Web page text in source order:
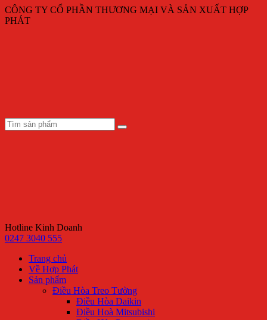
CÔNG TY CỔ PHẦN THƯƠNG MẠI VÀ SẢN XUẤT HỢP
PHÁT
Hotline Kinh Doanh
0247 3040 555
Trang chủ
Về Hợp Phát
Sản phẩm
Điều Hòa Treo Tường
Điều Hòa Daikin
Điều Hoà Mitsubishi